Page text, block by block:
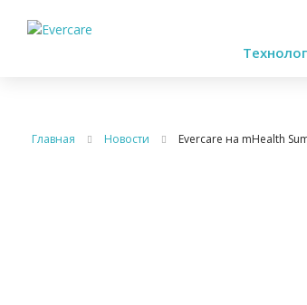
Главная Новости Evercare на mHealth